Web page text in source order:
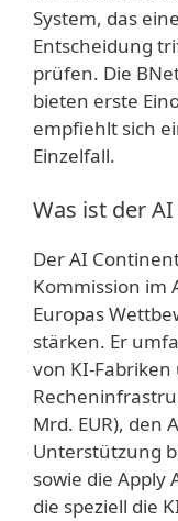
System, das
Entscheidung
prüfen. Die
bieten erste
empfiehlt sich
Einzelfall.
Was ist der
Der AI
Kommission im
Europas
stärken. Er
von KI-
Mrd. EUR), den
Unterstützung
sowie die Apply
die speziell die